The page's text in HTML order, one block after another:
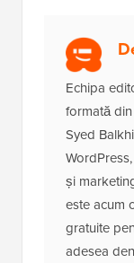
Echipa
formată
Syed
și
este acum
gratuite
adesea